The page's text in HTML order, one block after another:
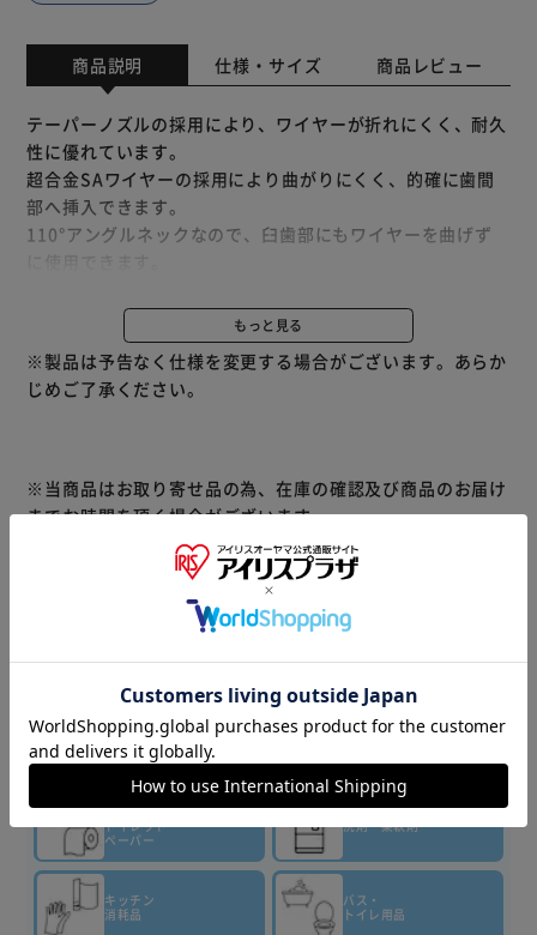
商品説明 仕様・サイズ 商品レビュー
テーパーノズルの採用により、ワイヤーが折れにくく、耐久
性に優れています。
超合金SAワイヤーの採用により曲がりにくく、的確に歯間
部へ挿入できます。
110°アングルネックなので、臼歯部にもワイヤーを曲げず
※リニューアルに伴い、パッケージ・内容等予告なく変更す
る場合がございます。予めご了承ください。
もっと見る
※製品は予告なく仕様を変更する場合がございます。あらか
じめご了承ください。
※当商品はお取り寄せ品の為、在庫の確認及び商品のお届け
までお時間を頂く場合がございます。
また、商品がメーカーにて完売となっていた場合、キャンセ
ル又は注文内容の変更をお願いいたしております。
予めご了承くださいますようお願いいたします。
商品はアイリスプラザがセレクトしたオススメ商品です。
商品情報
▼その他 商品はこちら▼
ティッシュ・
トイレット
ペーパー
洗剤・柔軟剤
キッチン
消耗品
バス・
トイレ用品